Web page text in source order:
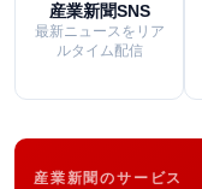
産業新聞SNS
最新ニュースをリア
ルタイム配信
産業新聞のサービス